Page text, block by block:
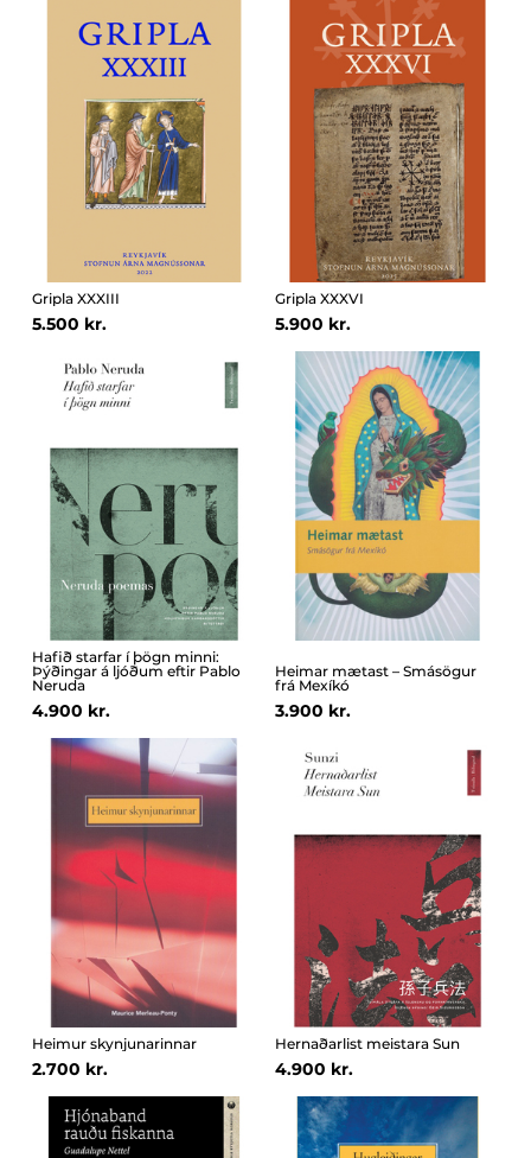
Gripla XXXIII
5.500 kr.
Gripla XXXVI
5.900 kr.
Hafið starfar í þögn minni:
Þýðingar á ljóðum eftir Pablo
Neruda
4.900 kr.
Heimar mætast – Smásögur
frá Mexíkó
3.900 kr.
Heimur skynjunarinnar
2.700 kr.
Hernaðarlist meistara Sun
4.900 kr.